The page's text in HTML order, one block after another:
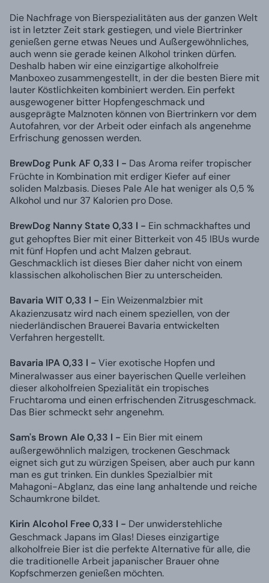
Die Nachfrage von Bierspezialitäten aus der ganzen Welt
ist in letzter Zeit stark gestiegen, und viele Biertrinker
genießen gerne etwas Neues und Außergewöhnliches,
auch wenn sie gerade keinen Alkohol trinken dürfen.
Deshalb haben wir eine einzigartige alkoholfreie
Manboxeo zusammengestellt, in der die besten Biere mit
lauter Köstlichkeiten kombiniert werden. Ein perfekt
ausgewogener bitter Hopfengeschmack und
ausgeprägte Malznoten können von Biertrinkern vor dem
Autofahren, vor der Arbeit oder einfach als angenehme
Erfrischung genossen werden.
BrewDog Punk AF 0,33 l - Das Aroma reifer tropischer
Früchte in Kombination mit erdiger Kiefer auf einer
soliden Malzbasis. Dieses Pale Ale hat weniger als 0,5 %
Alkohol und nur 37 Kalorien pro Dose.
BrewDog Nanny State 0,33 l - Ein schmackhaftes und
gut gehopftes Bier mit einer Bitterkeit von 45 IBUs wurde
mit fünf Hopfen und acht Malzen gebraut.
Geschmacklich ist dieses Bier daher nicht von einem
klassischen alkoholischen Bier zu unterscheiden.
Bavaria WIT 0,33 l - Ein Weizenmalzbier mit
Akazienzusatz wird nach einem speziellen, von der
niederländischen Brauerei Bavaria entwickelten
Verfahren hergestellt.
Bavaria IPA 0,33 l - Vier exotische Hopfen und
Mineralwasser aus einer bayerischen Quelle verleihen
dieser alkoholfreien Spezialität ein tropisches
Fruchtaroma und einen erfrischenden Zitrusgeschmack.
Das Bier schmeckt sehr angenehm.
Sam's Brown Ale 0,33 l - Ein Bier mit einem
außergewöhnlich malzigen, trockenen Geschmack
eignet sich gut zu würzigen Speisen, aber auch pur kann
man es gut trinken. Ein dunkles Spezialbier mit
Mahagoni-Abglanz, das eine lang anhaltende und reiche
Schaumkrone bildet.
Kirin Alcohol Free 0,33 l - Der unwiderstehliche
Geschmack Japans im Glas! Dieses einzigartige
alkoholfreie Bier ist die perfekte Alternative für alle, die
die traditionelle Arbeit japanischer Brauer ohne
Kopfschmerzen genießen möchten.